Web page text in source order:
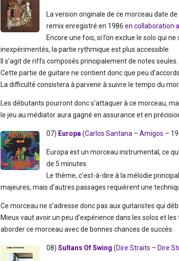
La version originale de ce morceau date
remix enregistré en 1986 en collaboration
Encore une fois, si l’on exclue le solo qui
inexpérimentés, la partie rythmique est plus accessible.
Il s’agit de riffs composés principalement de notes seules.
Cette partie de guitare ne contient donc que peu d’accords.
La difficulté consistera à parvenir à suivre le tempo du
Les débutants pourront donc s’attaquer à ce morceau,
le jeu au médiator aura gagné en assurance et en
07) Europa (Carlos Santana – Amigos –
Europa est un morceau instrumental, ce
de 5 minutes.
Le thème, c’est-à-dire à la mélodie
majeures, mais d’autres passages requièrent une
Ce morceau ne s’adresse donc pas aux guitaristes qui
Mieux vaut avoir un peu d’expérience dans les solos et
aborder ce morceau avec de bonnes chances de succès.
08) Sultans Of Swing (Dire Straits – Dire